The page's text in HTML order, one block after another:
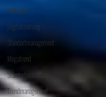
Methodik
Digitalisierung
Standortmanagement
Megatrend
Standortmarketing
Trendmanagement